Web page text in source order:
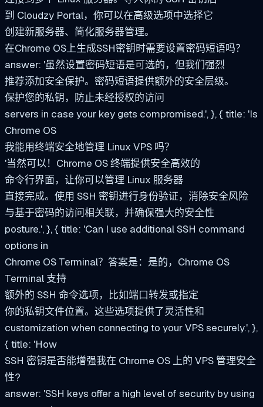
到 Cloudzy Portal，你可以在高级选项中选择它
创建新服务器、简化服务器管理。
在Chrome OS上生成SSH密钥时需要设置密码短语吗？
answer: '虽然设置密码短语是可选的，但我们强烈
推荐添加安全保护。密码短语提供额外的安全层级。
保护您的私钥，防止未经授权的访问
servers in case your key gets compromised.', }, { title: 'Is
Chrome OS
我能用终端安全地管理 Linux VPS 吗？
'当然可以！Chrome OS 终端提供安全高效的
命令行界面，让你可以管理 Linux 服务器
直接完成。使用 SSH 密钥进行身份验证，消除安全风险
与基于密码的访问相关联，并确保强大的安全性
posture.', }, { title: 'Can I use additional SSH command
options in
Chrome OS Terminal？答案是：是的，Chrome OS
Terminal 支持
额外的 SSH 命令选项，比如端口转发或指定
你的私钥文件位置。这些选项提供了灵活性和
customization when connecting to your VPS securely.', },
{ title: 'How
SSH 密钥是否能增强我在 Chrome OS 上的 VPS 管理安全
性?
answer: 'SSH keys offer a high level of security by using